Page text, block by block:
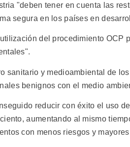
"deben tener en cuenta las
segura en los países en
del procedimiento OCP
sanitario y medioambiental de
benignos con el medio
reducir con éxito el uso
aumentando al mismo
con menos riesgos y